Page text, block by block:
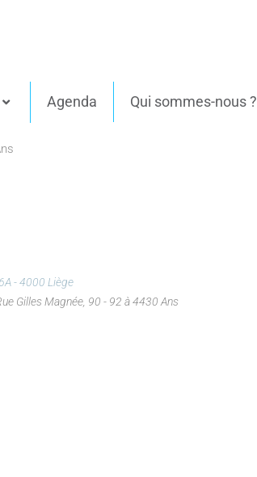
Agenda Qui sommes-nous ?
- 4000 Liège
Gilles Magnée, 90 - 92 à 4430 Ans